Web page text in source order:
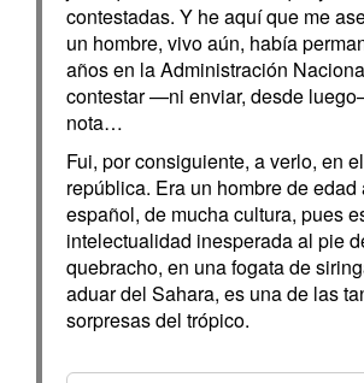
contestadas. Y he aquí que me
un hombre, vivo aún, había
años en la Administración
contestar —ni enviar, desde
nota…
Fui, por consiguiente, a verlo, en
república. Era un hombre de edad
español, de mucha cultura, pues
intelectualidad inesperada al pie
quebracho, en una fogata de
aduar del Sahara, es una de las
sorpresas del trópico.